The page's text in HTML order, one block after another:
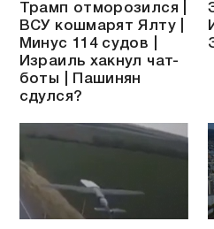
Трамп отморозился |
ВСУ кошмарят Ялту |
Минус 114 судов |
Израиль хакнул чат-
боты | Пашинян
сдулся?